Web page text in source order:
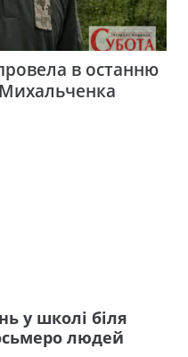
в останню
у школі біля
людей